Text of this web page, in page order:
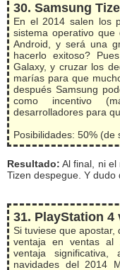
30. Samsung
En el 2014 salen los
sistema operativo que
Android, y será una
hacerlo exitoso?
Galaxy, y cruzar los
marías para que
después Samsung
como incentivo
desarrolladores para
Posibilidades: 50% (de
Resultado: Al final, ni el
Tizen despegue. Y dudo
31. PlayStation 4
Si tuviese que apostar,
ventaja en ventas al
ventaja
navidades del 2014